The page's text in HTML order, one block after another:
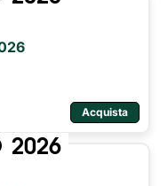
Acquista
2026